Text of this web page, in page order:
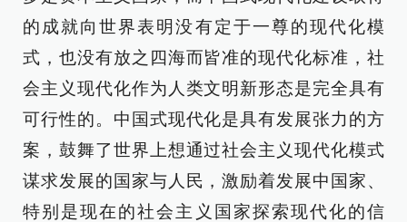
的成就向世界表明没有定于一尊的现代化模
式，也没有放之四海而皆准的现代化标准，社
会主义现代化作为人类文明新形态是完全具有
可行性的。中国式现代化是具有发展张力的方
案，鼓舞了世界上想通过社会主义现代化模式
谋求发展的国家与人民，激励着发展中国家、
特别是现在的社会主义国家探索现代化的信